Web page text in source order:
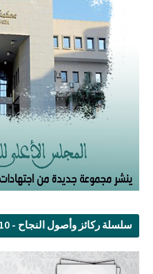
سلسلة ركائز وأصول النجاح - 10 اجزاء - القضاء المحاماة ...